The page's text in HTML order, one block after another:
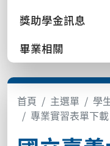
獎助學金訊息
畢業相關
首頁 主選單 學
專業實習表單下載